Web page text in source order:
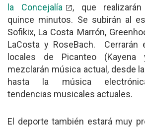
la Concejalía
, que
quince minutos. Se subirán al
Sofikix, La Costa Marrón,
LaCosta y RoseBach. Cerrarán
locales de Picanteo (Kayena
mezclarán música actual, desde
hasta la música
tendencias musicales actuales.
El deporte también estará muy